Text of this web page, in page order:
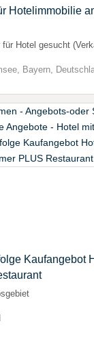
Hotelimmobilie
Hotel gesucht
Bayern,
Kaufangebot